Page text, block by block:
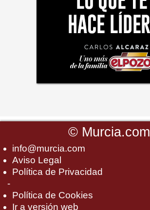
© Murcia.com
info@murcia.com
Aviso Legal
Política de Privacidad
-
Política de Cookies
Ir a versión web